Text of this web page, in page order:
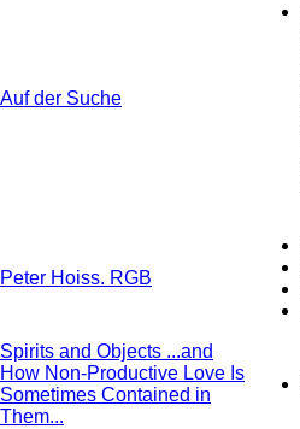
Auf der Suche
Peter Hoiss. RGB
Spirits and Objects ...and
How Non-Productive Love Is
Sometimes Contained in
Them...